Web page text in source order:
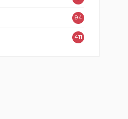
94
411